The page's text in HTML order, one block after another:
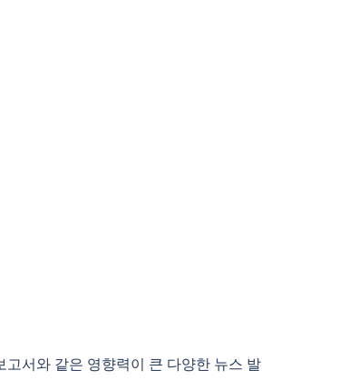
서와 같은 영향력이 큰 다양한 뉴스 발